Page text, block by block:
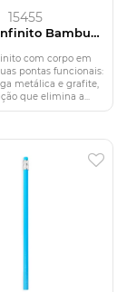
15455
Bambu
com corpo em
pontas funcionais:
metálica e grafite,
que elimina a...